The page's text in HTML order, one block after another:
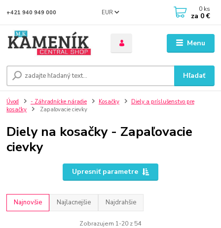
Menu
EUR
Hľadať
+421 940 949 000 0 ks
za 0 €
Úvod - Záhradnícke náradie Kosačky
Diely a príslušenstvo pre
kosačky
Zapaľovacie cievky
Diely na kosačky - Zapaľovacie
cievky
Upresniť parametre
Najnovšie Najlacnejšie Najdrahšie
Zobrazujem 1-20 z 54